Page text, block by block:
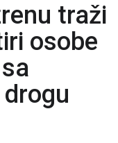
traži
osobe